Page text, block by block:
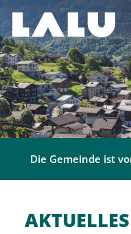
Die Gemeinde ist
AKTUELLES